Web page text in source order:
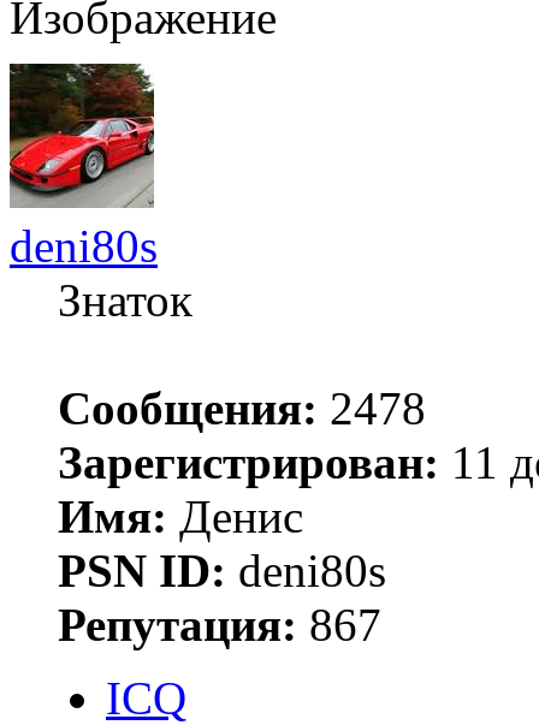
deni80s
Знаток
Сообщения: 2478
Зарегистрирован: 11
Имя: Денис
PSN ID: deni80s
Репутация: 867
ICQ